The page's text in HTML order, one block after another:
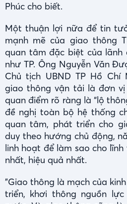
Phúc cho biết.
Một thuận lợi nữa để tin
mạnh mẽ của giao thông
quan tâm đặc biệt của lãnh
như TP. Ông Nguyễn Văn
Chủ tịch UBND TP Hồ Chí
giao thông vận tải là đơn
quan điểm rõ ràng là “lộ
đề nghị toàn bộ hệ thống
quan tâm, phát triển cho
duy theo hướng chủ động,
linh hoạt để làm sao cho
nhất, hiệu quả nhất.
"Giao thông là mạch của
triển, khơi thông nguồn